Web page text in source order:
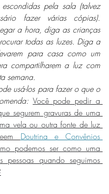
escondidas pela sala (talvez
fazer várias cópias).
a hora, diga as crianças
todas as luzes. Diga a
para casa como um
compartilharem a luz com
semana.
usá-los para fazer o que o
Você pode pedir a
segurem gravuras de uma
vela ou outra fonte de luz
Doutrina e Convênios
podemos ser como uma
pessoas quando seguimos